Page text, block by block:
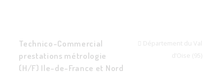
Technico-Commercial
prestations métrologie
(H/F) Ile-de-France et Nord
Département du Val
d’Oise (95)